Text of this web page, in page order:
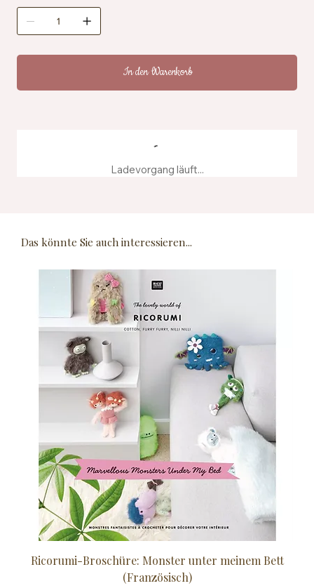
In den Warenkorb
Ladevorgang läuft...
Das könnte Sie auch interessieren...
Ricorumi-Broschüre: Monster unter meinem Bett
(Französisch)